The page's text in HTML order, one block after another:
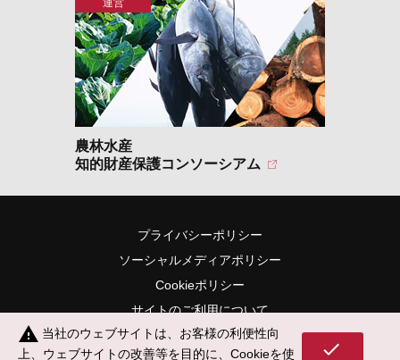
農林水産
知的財産保護コンソーシアム
プライバシーポリシー
ソーシャルメディアポリシー
Cookieポリシー
サイトのご利用について
サイトマップ
warning 当社のウェブサイトは、お客様の利便性向
上、ウェブサイトの改善等を目的に、Cookieを使
check